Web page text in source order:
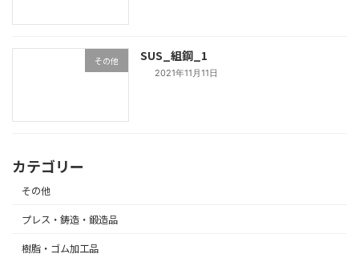
その他 SUS_組鋼_1
2021年11月11日
カテゴリー
その他
プレス・鋳造・鍛造品
樹脂・ゴム加工品